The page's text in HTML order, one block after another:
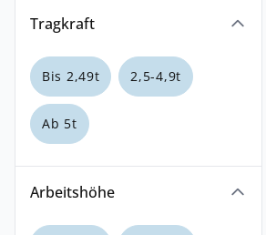
Tragkraft
Bis 2,49t 2,5-4,9t
Ab 5t
Arbeitshöhe